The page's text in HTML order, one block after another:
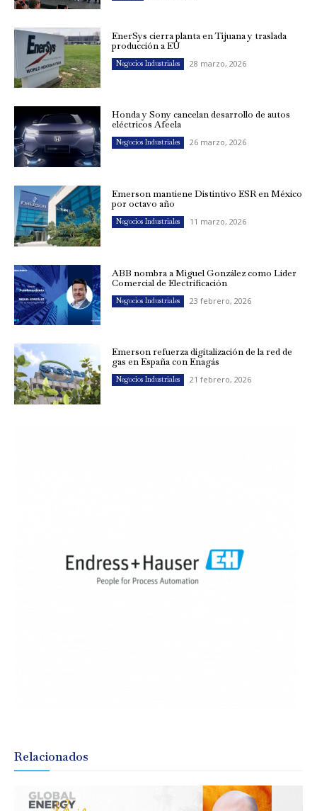
EnerSys cierra planta en Tijuana y traslada
producción a EU
Negocios Industriales 28 marzo, 2026
Honda y Sony cancelan desarrollo de autos
eléctricos Afeela
Negocios Industriales 26 marzo, 2026
Emerson mantiene Distintivo ESR en México
por octavo año
Negocios Industriales 11 marzo, 2026
ABB nombra a Miguel González como Líder
Comercial de Electrificación
Negocios Industriales 23 febrero, 2026
Emerson refuerza digitalización de la red de
gas en España con Enagás
Negocios Industriales 21 febrero, 2026
Relacionados